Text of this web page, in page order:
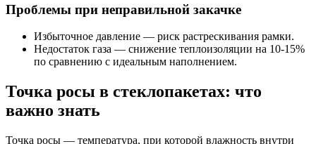
Проблемы при неправильной закачке
Избыточное давление — риск растрескивания рамки.
Недостаток газа — снижение теплоизоляции на 10-15%
по сравнению с идеальным наполнением.
Точка росы в стеклопакетах: что
важно знать
Точка росы — температура, при которой влажность внутри